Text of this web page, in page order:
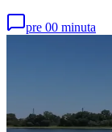
pre 00 minuta